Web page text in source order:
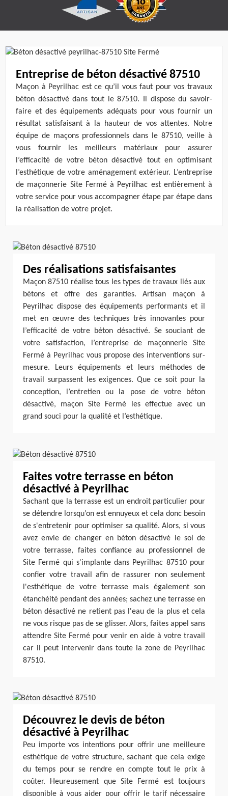
Entreprise de béton désactivé 87510
Maçon à Peyrilhac est ce qu’il vous faut pour vos travaux
béton désactivé dans tout le 87510. Il dispose du savoir-
faire et des équipements adéquats pour vous fournir un
résultat satisfaisant à la hauteur de vos attentes. Notre
équipe de maçons professionnels dans le 87510, veille à
vous fournir les meilleurs matériaux pour assurer
l’efficacité de votre béton désactivé tout en optimisant
l’esthétique de votre aménagement extérieur. L’entreprise
de maçonnerie Site Fermé à Peyrilhac est entièrement à
votre service pour vous accompagner étape par étape dans
la réalisation de votre projet.
Des réalisations satisfaisantes
Maçon 87510 réalise tous les types de travaux liés aux
bétons et offre des garanties. Artisan maçon à
Peyrilhac dispose des équipements performants et il
met en œuvre des techniques très innovantes pour
l’efficacité de votre béton désactivé. Se souciant de
votre satisfaction, l’entreprise de maçonnerie Site
Fermé à Peyrilhac vous propose des interventions sur-
mesure. Leurs équipements et leurs méthodes de
travail surpassent les exigences. Que ce soit pour la
conception, l’entretien ou la pose de votre béton
désactivé, maçon Site Fermé les effectue avec un
grand souci pour la qualité et l’esthétique.
Faites votre terrasse en béton
désactivé à Peyrilhac
Sachant que la terrasse est un endroit particulier pour
se détendre lorsqu’on est ennuyeux et cela donc besoin
de s'entretenir pour optimiser sa qualité. Alors, si vous
avez envie de changer en béton désactivé le sol de
votre terrasse, faites confiance au professionnel de
Site Fermé qui s'implante dans Peyrilhac 87510 pour
confier votre travail afin de rassurer non seulement
l'esthétique de votre terrasse mais également son
étanchéité pendant des années; sachez une terrasse en
béton désactivé ne retient pas l'eau de la plus et cela
ne vous risque pas de se glisser. Alors, faites appel sans
attendre Site Fermé pour venir en aide à votre travail
car il peut intervenir dans toute la zone de Peyrilhac
87510.
Découvrez le devis de béton
désactivé à Peyrilhac
Peu importe vos intentions pour offrir une meilleure
esthétique de votre structure, sachant que cela exige
du temps pour se rendre en compte tout le prix à
coûter. Heureusement que Site Fermé est toujours
disponible à vous aider pour offrir le tarif nécessaire